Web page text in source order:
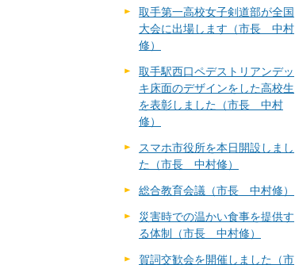
取手第一高校女子剣道部が全国
大会に出場します（市長 中村
修）
取手駅西口ペデストリアンデッ
キ床面のデザインをした高校生
を表彰しました（市長 中村
修）
スマホ市役所を本日開設しまし
た（市長 中村修）
総合教育会議（市長 中村修）
災害時での温かい食事を提供す
る体制（市長 中村修）
賀詞交歓会を開催しました（市